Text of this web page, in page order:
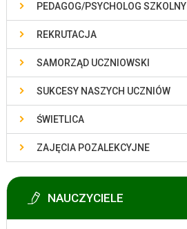
PEDAGOG/PSYCHOLOG SZKOLNY
REKRUTACJA
SAMORZĄD UCZNIOWSKI
SUKCESY NASZYCH UCZNIÓW
ŚWIETLICA
ZAJĘCIA POZALEKCYJNE
NAUCZYCIELE